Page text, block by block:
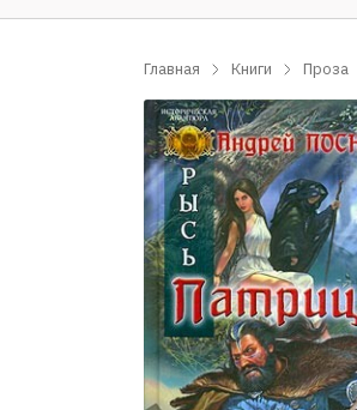
Главная Книги Проза